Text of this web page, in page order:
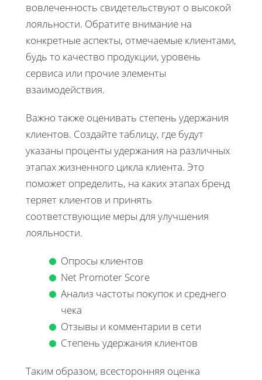
вовлеченность свидетельствуют о высокой
лояльности. Обратите внимание на
конкретные аспекты, отмечаемые клиентами,
будь то качество продукции, уровень
сервиса или прочие элементы
взаимодействия.
Важно также оценивать степень удержания
клиентов. Создайте таблицу, где будут
указаны проценты удержания на различных
этапах жизненного цикла клиента. Это
поможет определить, на каких этапах бренд
теряет клиентов и принять
соответствующие меры для улучшения
лояльности.
Опросы клиентов
Net Promoter Score
Анализ частоты покупок и среднего
чека
Отзывы и комментарии в сети
Степень удержания клиентов
Таким образом, всесторонняя оценка